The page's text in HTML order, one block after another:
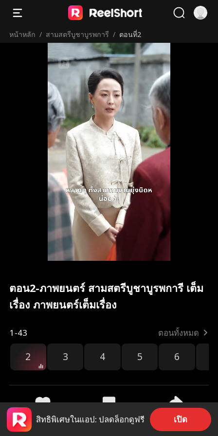
หน้าหลัก / สามสตรีบูชาบูรพการี / ตอนที่2
ตอน2-ภาพยนตร์ สามสตรีบูชาบูรพการี เต็ม
เรื่อง ภาพยนตร์เต็มเรื่อง
1-43 ตอนทั้งหมด
2 3 4 5 6
105 411 แชร์
สิทธิพิเศษในแอป: ปลดล็อกดูฟรี เปิด